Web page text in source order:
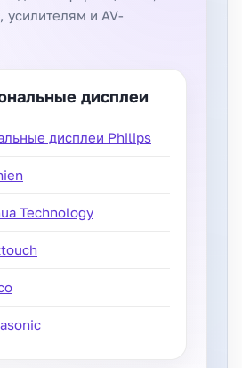
усилителям и AV-
дисплеи
дисплеи Philips
Technology